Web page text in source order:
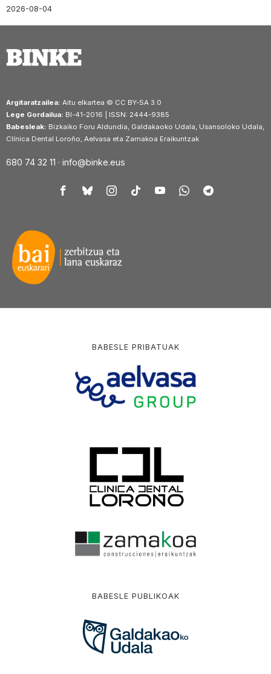
2026-08-04
Argitaratzailea: Aitu elkartea © CC BY-SA 3.0
Lege Gordailua: BI-41-2016 | ISSN: 2444-9385
Babesleak: Bizkaiko Foru Aldundia, Galdakaoko Udala, Usansoloko Udala,
Clínica Dental Loroño, Aelvasa eta Zamakoa Eraikuntzak
680 74 32 11 · info@binke.eus
BABESLE PRIBATUAK
BABESLE PUBLIKOAK